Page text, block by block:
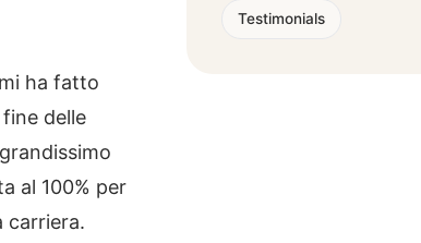
ha fatto
delle
al 100% per
carriera.
Testimonials